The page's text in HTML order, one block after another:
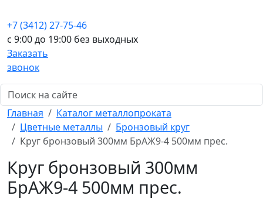
+7 (3412) 27-75-46
c 9:00 до 19:00 без выходных
Заказать
звонок
Главная
Каталог металлопроката
Цветные металлы
Бронзовый круг
Круг бронзовый 300мм БрАЖ9-4 500мм прес.
Круг бронзовый 300мм
БрАЖ9-4 500мм прес.